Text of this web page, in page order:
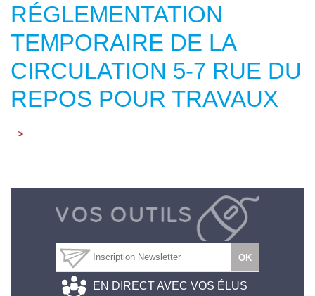
RÉGLEMENTATION
TEMPORAIRE DE LA
CIRCULATION 5-7 RUE DU
REPOS POUR TRAVAUX
>
EN DIRECT AVEC VOS ÉLUS